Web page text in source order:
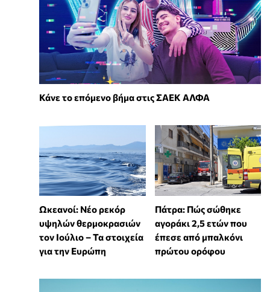
Κάνε το επόμενο βήμα στις ΣΑΕΚ ΑΛΦΑ
Ωκεανοί: Νέο ρεκόρ
υψηλών θερμοκρασιών
τον Ιούλιο – Τα στοιχεία
για την Ευρώπη
Πάτρα: Πώς σώθηκε
αγοράκι 2,5 ετών που
έπεσε από μπαλκόνι
πρώτου ορόφου